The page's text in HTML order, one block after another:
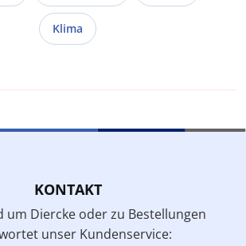
Klima
KONTAKT
um Diercke oder zu Bestellungen
unser Kundenservice: